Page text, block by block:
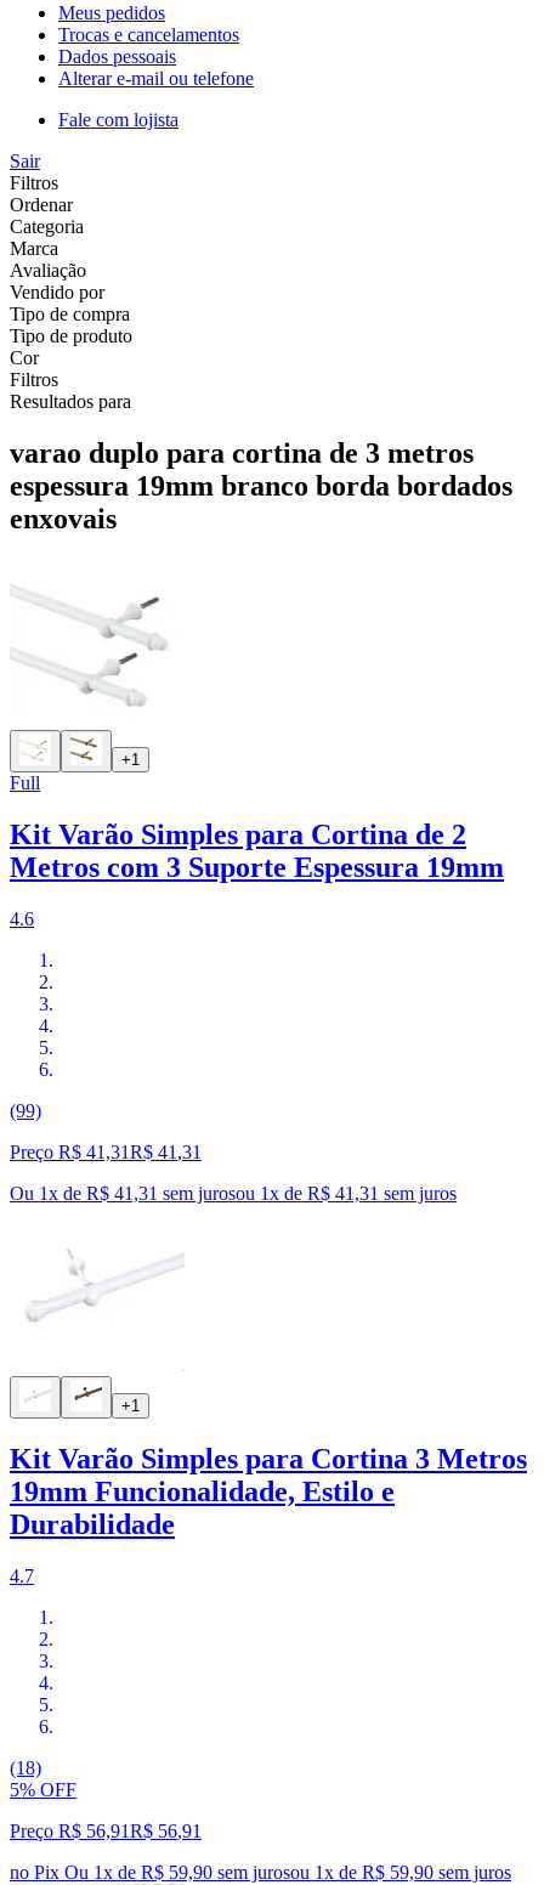
Meus pedidos
Trocas e cancelamentos
Dados pessoais
Alterar e-mail ou telefone
Fale com lojista
Sair
Filtros
Ordenar
Categoria
Marca
Avaliação
Vendido por
Tipo de compra
Tipo de produto
Cor
Filtros
Resultados para
varao duplo para cortina de 3 metros
espessura 19mm branco borda bordados
enxovais
+1
Full
Kit Varão Simples para Cortina de 2
Metros com 3 Suporte Espessura 19mm
4.6
(99)
Preço R$ 41,31R$ 41 ,31
Ou 1x de R$ 41,31 sem jurosou 1x de R$ 41,31 sem juros
+1
Kit Varão Simples para Cortina 3 Metros
19mm Funcionalidade, Estilo e
Durabilidade
4.7
(18)
5% OFF
Preço R$ 56,91R$ 56,91
no Pix Ou 1x de R$ 59,90 sem jurosou 1x de R$ 59,90 sem juros